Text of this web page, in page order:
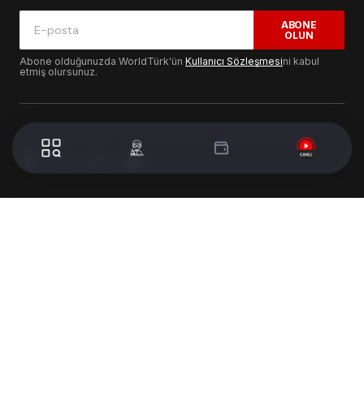
ABONE
OLUN
Abone olduğunuzda WorldTürk'ün Kullanıcı Sözleşmesini kabul
etmiş olursunuz.
© 2024 WorldTurk. Tüm Hakları Saklıdır. - Tasarım & Geliştirme :
Volion's